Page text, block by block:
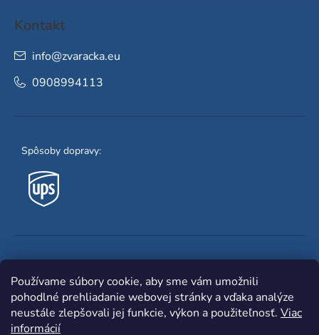
Používame súbory cookie, aby sme vám umožnili
pohodlné prehliadanie webovej stránky a vďaka analýze
neustále zlepšovali jej funkcie, výkon a použiteľnosť. Viac
informácií
Kontakt
info@zvaracka.eu
0908994113
Spôsoby dopravy: